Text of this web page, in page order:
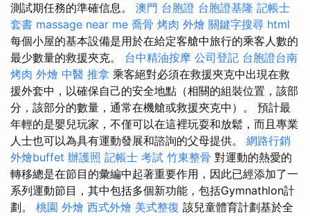
測試期任務的準確信息。 澳門 台胞證 台胞證基隆 記帳士
套書 massage near me 喬骨 烤肉 外燴 關鍵字搜尋 html
每個小屋的基本設備是用於在給定客艙中旅行的乘客人數的
最少數量的救援夾克。 台中精油按摩 公司登記 台胞證台南
烤肉 外燴 中醫 推拿 乘客絕對必須在救援夾克中出現在救
援外套中，以確保自己的安全地點（相關的組裝位置，該部
分，該部分的數量，通常在機艙或救援夾克中）。 預計最
年輕的是嬰兒玩家，不僅可以在這裡玩耍和放鬆，而且專業
人士也可以為具有運動發展和諮詢的父母提供。 網路行銷
外燴buffet 辦護照 記帳士 考試 竹東整骨 對運動的熱愛的
轉移總是在節目的彙編中起著重要作用，因此已經添加了一
系列運動節目，其中包括多個新功能，包括Gymnathlon計
劃。 桃園 外燴 西式外燴 美式整復 該兒童體育計劃基於全